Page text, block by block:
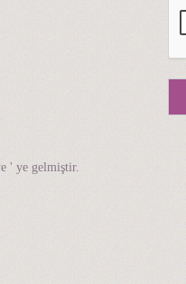
' ye gelmiştir.